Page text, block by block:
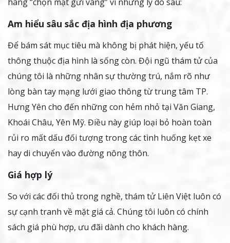
hàng “chọn mặt gửi vàng” vì những lý do sau:
Am hiểu sâu sắc địa hình địa phương
Để bám sát mục tiêu mà không bị phát hiện, yếu tố
thông thuộc địa hình là sống còn. Đội ngũ thám tử của
chúng tôi là những nhân sự thường trú, nắm rõ như
lòng bàn tay mạng lưới giao thông từ trung tâm TP.
Hưng Yên cho đến những con hẻm nhỏ tại Văn Giang,
Khoái Châu, Yên Mỹ. Điều này giúp loại bỏ hoàn toàn
rủi ro mất dấu đối tượng trong các tình huống kẹt xe
hay di chuyển vào đường nông thôn.
Giá hợp lý
So với các đối thủ trong nghề, thám tử Liên Việt luôn có
sự cạnh tranh về mặt giá cả. Chúng tôi luôn có chính
sách giá phù hợp, ưu đãi dành cho khách hàng.